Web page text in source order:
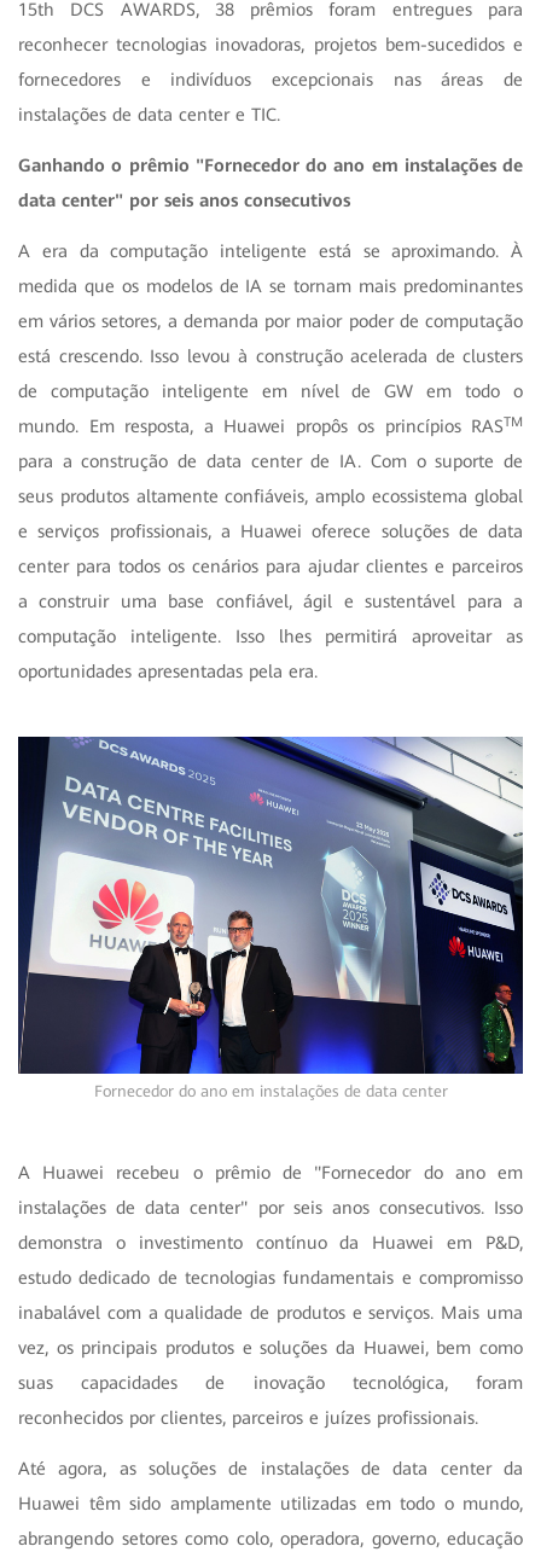
15th DCS AWARDS, 38 prêmios foram entregues para
reconhecer tecnologias inovadoras, projetos bem-sucedidos e
fornecedores e indivíduos excepcionais nas áreas de
instalações de data center e TIC.
Ganhando o prêmio "Fornecedor do ano em instalações de
data center" por seis anos consecutivos
A era da computação inteligente está se aproximando. À
medida que os modelos de IA se tornam mais predominantes
em vários setores, a demanda por maior poder de computação
está crescendo. Isso levou à construção acelerada de clusters
de computação inteligente em nível de GW em todo o
mundo. Em resposta, a Huawei propôs os princípios RASTM
para a construção de data center de IA. Com o suporte de
seus produtos altamente confiáveis, amplo ecossistema global
e serviços profissionais, a Huawei oferece soluções de data
center para todos os cenários para ajudar clientes e parceiros
a construir uma base confiável, ágil e sustentável para a
computação inteligente. Isso lhes permitirá aproveitar as
oportunidades apresentadas pela era.
Fornecedor do ano em instalações de data center
A Huawei recebeu o prêmio de "Fornecedor do ano em
instalações de data center" por seis anos consecutivos. Isso
demonstra o investimento contínuo da Huawei em P&D,
estudo dedicado de tecnologias fundamentais e compromisso
inabalável com a qualidade de produtos e serviços. Mais uma
vez, os principais produtos e soluções da Huawei, bem como
suas capacidades de inovação tecnológica, foram
reconhecidos por clientes, parceiros e juízes profissionais.
Até agora, as soluções de instalações de data center da
Huawei têm sido amplamente utilizadas em todo o mundo,
abrangendo setores como colo, operadora, governo, educação